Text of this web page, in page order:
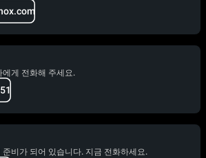
게 전화해 주세요.
비가 되어 있습니다. 지금 전화하세요.